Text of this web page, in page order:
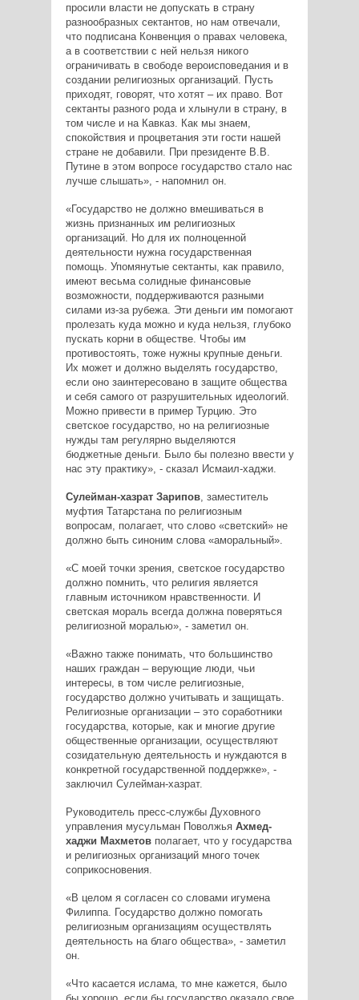
просили власти не допускать в страну
разнообразных сектантов, но нам отвечали,
что подписана Конвенция о правах человека,
а в соответствии с ней нельзя никого
ограничивать в свободе вероисповедания и в
создании религиозных организаций. Пусть
приходят, говорят, что хотят – их право. Вот
сектанты разного рода и хлынули в страну, в
том числе и на Кавказ. Как мы знаем,
спокойствия и процветания эти гости нашей
стране не добавили. При президенте В.В.
Путине в этом вопросе государство стало нас
лучше слышать», - напомнил он.
«Государство не должно вмешиваться в
жизнь признанных им религиозных
организаций. Но для их полноценной
деятельности нужна государственная
помощь. Упомянутые сектанты, как правило,
имеют весьма солидные финансовые
возможности, поддерживаются разными
силами из-за рубежа. Эти деньги им помогают
пролезать куда можно и куда нельзя, глубоко
пускать корни в обществе. Чтобы им
противостоять, тоже нужны крупные деньги.
Их может и должно выделять государство,
если оно заинтересовано в защите общества
и себя самого от разрушительных идеологий.
Можно привести в пример Турцию. Это
светское государство, но на религиозные
нужды там регулярно выделяются
бюджетные деньги. Было бы полезно ввести у
нас эту практику», - сказал Исмаил-хаджи.
Сулейман-хазрат Зарипов, заместитель
муфтия Татарстана по религиозным
вопросам, полагает, что слово «светский» не
должно быть синоним слова «аморальный».
«С моей точки зрения, светское государство
должно помнить, что религия является
главным источником нравственности. И
светская мораль всегда должна поверяться
религиозной моралью», - заметил он.
«Важно также понимать, что большинство
наших граждан – верующие люди, чьи
интересы, в том числе религиозные,
государство должно учитывать и защищать.
Религиозные организации – это соработники
государства, которые, как и многие другие
общественные организации, осуществляют
созидательную деятельность и нуждаются в
конкретной государственной поддержке», -
заключил Сулейман-хазрат.
Руководитель пресс-службы Духовного
управления мусульман Поволжья Ахмед-
хаджи Махметовполагает, что у государства
и религиозных организаций много точек
соприкосновения.
«В целом я согласен со словами игумена
Филиппа. Государство должно помогать
религиозным организациям осуществлять
деятельность на благо общества», - заметил
он.
«Что касается ислама, то мне кажется, было